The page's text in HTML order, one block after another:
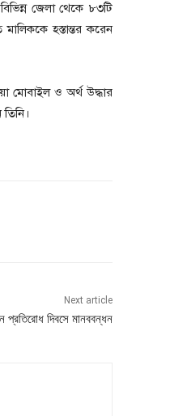
জেলা থেকে ৮৩টি
হস্তান্তর করেন
মোবাইল ও অর্থ উদ্ধার
Next article
প্রতিরোধ দিবসে মানববন্ধন